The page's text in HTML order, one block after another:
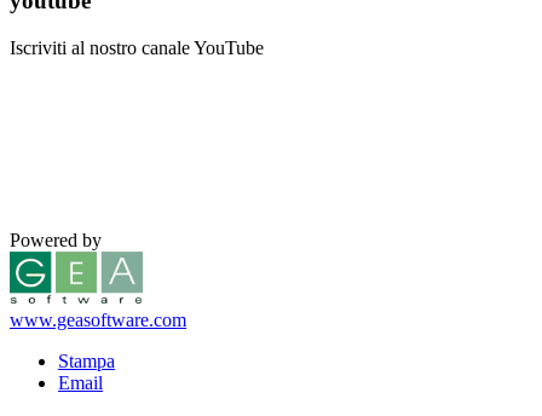
Iscriviti al nostro canale YouTube
Powered by
www.geasoftware.com
Stampa
Email